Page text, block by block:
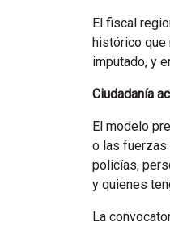
El fiscal
histórico que
imputado, y
Ciudadanía
El modelo
o las fuerzas
policías,
y quienes
La